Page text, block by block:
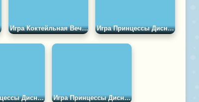
Игра Коктейльная Вечеринка Принцесс Игра Принцессы Диснея: Принты Животных
Игра Принцессы Диснея: Девичник Вечеринка Игра Принцессы Диснея: Girl Power